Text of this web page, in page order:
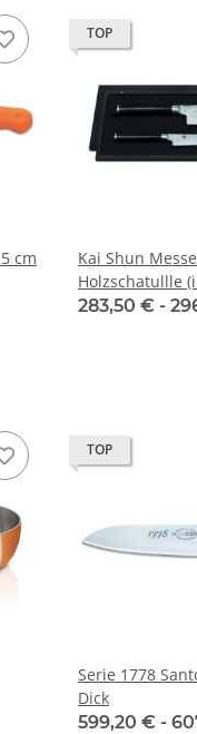
cm
TOP
Kai Shun
Holzschatullle
DM-0702)
283,50 € -
TOP
Serie 1778
Dick
599,20 € -